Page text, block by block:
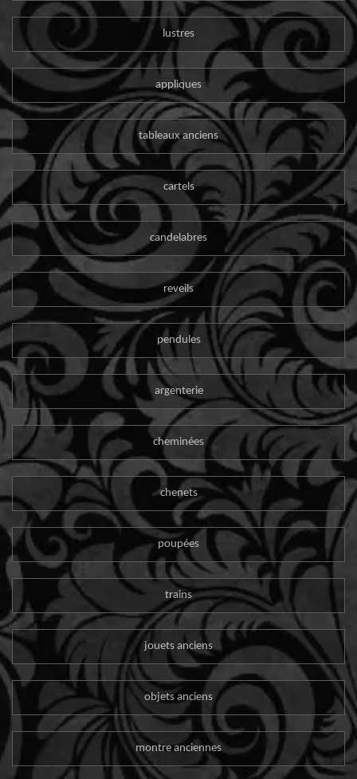
lustres
appliques
tableaux anciens
cartels
candelabres
reveils
pendules
argenterie
cheminées
chenets
poupées
trains
jouets anciens
objets anciens
montre anciennes